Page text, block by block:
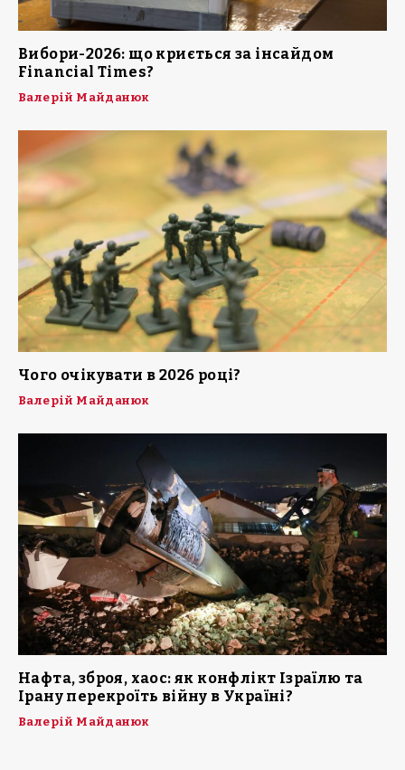
Вибори-2026: що криється за інсайдом
Financial Times?
Валерій Майданюк
Чого очікувати в 2026 році?
Валерій Майданюк
Нафта, зброя, хаос: як конфлікт Ізраїлю та
Ірану перекроїть війну в Україні?
Валерій Майданюк